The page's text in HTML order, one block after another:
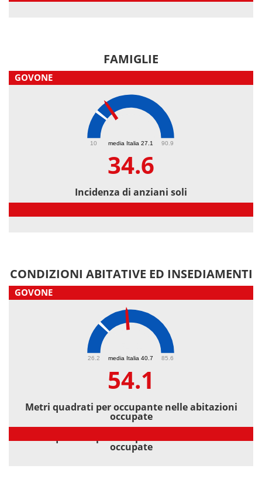
FAMIGLIE
GOVONE
media Italia 27.1
10 90.9
34.6
Incidenza di anziani soli
CONDIZIONI ABITATIVE ED INSEDIAMENTI
GOVONE
media Italia 40.7
26.2 85.6
54.1
Metri quadrati per occupante nelle abitazioni
occupate
occupate